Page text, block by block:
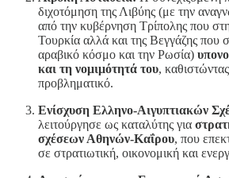
διχοτόμηση της Λιβύης (με την
από την κυβέρνηση Τρίπολης που
Τουρκία αλλά και της Βεγγάζης που
αραβικό κόσμο και την Ρωσία)
και τη νομιμότητά του,
προβληματικό.
Ενίσχυση Ελληνο-Αιγυπτιακών
λειτούργησε ως καταλύτης για
σχέσεων Αθηνών-Καΐρου, που
σε στρατιωτική, οικονομική και